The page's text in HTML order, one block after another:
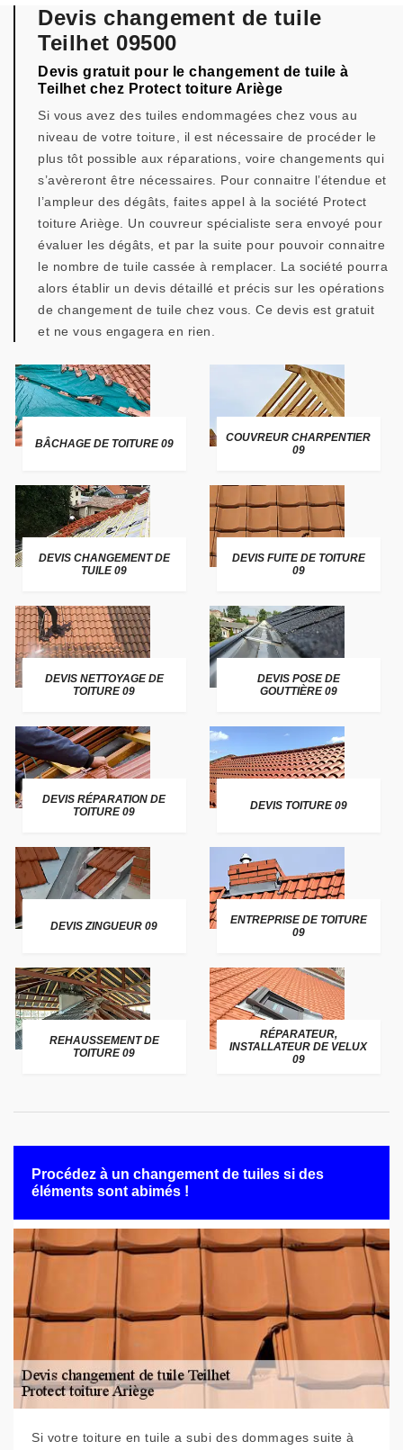
Devis changement de tuile
Teilhet 09500
Devis gratuit pour le changement de tuile à
Teilhet chez Protect toiture Ariège
Si vous avez des tuiles endommagées chez vous au
niveau de votre toiture, il est nécessaire de procéder le
plus tôt possible aux réparations, voire changements qui
s’avèreront être nécessaires. Pour connaitre l’étendue et
l’ampleur des dégâts, faites appel à la société Protect
toiture Ariège. Un couvreur spécialiste sera envoyé pour
évaluer les dégâts, et par la suite pour pouvoir connaitre
le nombre de tuile cassée à remplacer. La société pourra
alors établir un devis détaillé et précis sur les opérations
de changement de tuile chez vous. Ce devis est gratuit
et ne vous engagera en rien.
BÂCHAGE DE TOITURE 09
COUVREUR CHARPENTIER
09
DEVIS CHANGEMENT DE
TUILE 09
DEVIS FUITE DE TOITURE
09
DEVIS NETTOYAGE DE
TOITURE 09
DEVIS POSE DE
GOUTTIÈRE 09
DEVIS RÉPARATION DE
TOITURE 09
DEVIS TOITURE 09
DEVIS ZINGUEUR 09
ENTREPRISE DE TOITURE
09
REHAUSSEMENT DE
TOITURE 09
RÉPARATEUR,
INSTALLATEUR DE VELUX
09
Procédez à un changement de tuiles si des
éléments sont abimés !
Si votre toiture en tuile a subi des dommages suite à